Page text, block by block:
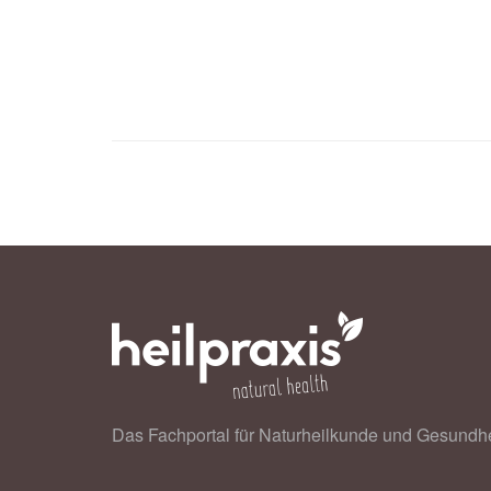
Das Fachportal für Naturheilkunde und